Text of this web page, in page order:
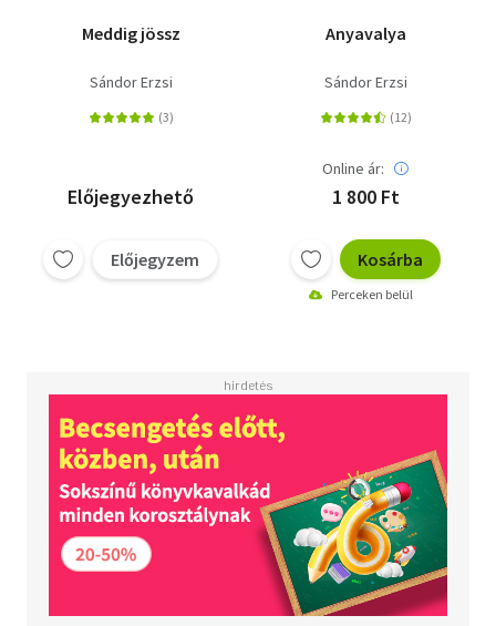
Meddig jössz
Sándor Erzsi
Előjegyezhető
Előjegyzem
Anyavalya
Sándor Erzsi
Online ár:
1 800 Ft
Kosárba
Perceken belül